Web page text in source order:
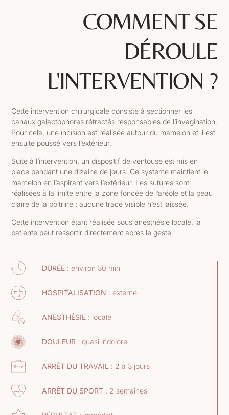
DURÉE : environ 30 min
HOSPITALISATION : externe
ANESTHÉSIE : locale
DOULEUR : quasi indolore
ARRÊT DU TRAVAIL : 2 à 3 jours
ARRÊT DU SPORT : 2 semaines
COMMENT SE
DÉROULE
L'INTERVENTION ?
Cette intervention chirurgicale consiste à sectionner les
canaux galactophores rétractés responsables de l’invagination.
Pour cela, une incision est réalisée autour du mamelon et il est
ensuite poussé vers l’extérieur.
Suite à l’intervention, un dispositif de ventouse est mis en
place pendant une dizaine de jours. Ce système maintient le
mamelon en l’aspirant vers l’extérieur. Les sutures sont
réalisées à la limite entre la zone foncée de l’aréole et la peau
claire de la poitrine : aucune trace visible n’est laissée.
Cette intervention étant réalisée sous anesthésie locale, la
patiente peut ressortir directement après le geste.